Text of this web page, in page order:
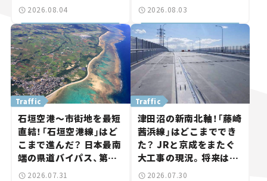
岡山市側でも動きが【い
ま気になる道路計画】
2026.08.04
状。「館山鴨川道路」で検
討進む【いま気になる道
路計画】
2026.08.03
Traffic
石垣空港～市街地を最短
直結！「石垣空港線」はど
こまで進んだ？ 日本最南
端の県道バイパス、第2
工区も延伸開通 【いま気
2026.07.31
Traffic
津田沼の新南北軸！「藤崎
茜浜線」はどこまででき
た？ JRと京成をまたぐ
大工事の現況。将来は
「習志野～鎌ケ谷」を最短
2026.07.30